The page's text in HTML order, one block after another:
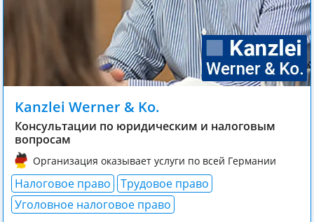
Kanzlei Werner & Ko.
Консультации по юридическим и налоговым
вопросам
Организация оказывает услуги по всей Германии
Налоговое право
Трудовое право
Уголовное налоговое право